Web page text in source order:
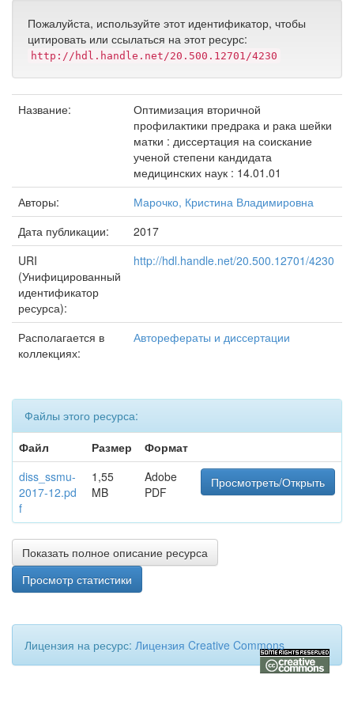
Пожалуйста, используйте этот идентификатор, чтобы
цитировать или ссылаться на этот ресурс:
http://hdl.handle.net/20.500.12701/4230
Название:
Оптимизация вторичной
профилактики предрака и рака шейки
матки : диссертация на соискание
ученой степени кандидата
медицинских наук : 14.01.01
Авторы:
Марочко, Кристина Владимировна
Дата публикации:
2017
URI
(Унифицированный
идентификатор
ресурса):
http://hdl.handle.net/20.500.12701/4230
Располагается в
коллекциях:
Авторефераты и диссертации
Файлы этого ресурса:
Файл
Размер
Формат
diss_ssmu-
2017-12.pd
f
1,55
MB
Adobe
PDF
Просмотреть/Открыть
Показать полное описание ресурса
Просмотр статистики
Лицензия на ресурс: Лицензия Creative Commons